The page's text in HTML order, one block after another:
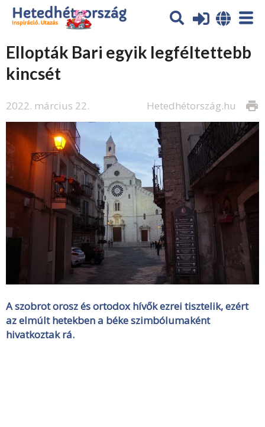
Ellopták Bari egyik legféltettebb
kincsét
2022. március 22. print
Hetedhétország.hu
A szobrot orosz és ortodox hívők ezrei tisztelik, ezért
az elmúlt hetekben a béke szimbólumaként
hivatkoztak rá.